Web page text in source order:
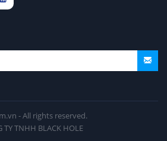
- All rights reserved.
TNHH BLACK HOLE